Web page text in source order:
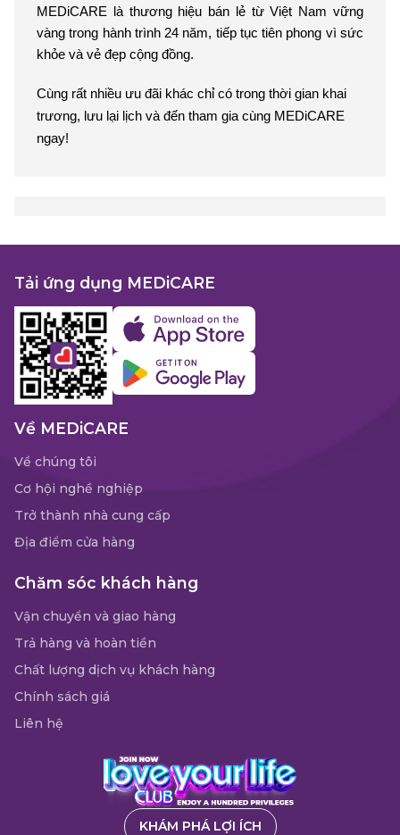
MEDiCARE là thương hiệu bán lẻ từ Việt Nam vững
vàng trong hành trình 24 năm, tiếp tục tiên phong vì sức
khỏe và vẻ đẹp cộng đồng.
Cùng rất nhiều ưu đãi khác chỉ có trong thời gian khai
trương, lưu lại lịch và đến tham gia cùng MEDiCARE
ngay!
Tải ứng dụng MEDiCARE
Về MEDiCARE
Về chúng tôi
Cơ hội nghề nghiệp
Trở thành nhà cung cấp
Địa điểm cửa hàng
Chăm sóc khách hàng
Vận chuyển và giao hàng
Trả hàng và hoàn tiền
Chất lượng dịch vụ khách hàng
Chính sách giá
Liên hệ
KHÁM PHÁ LỢI ÍCH